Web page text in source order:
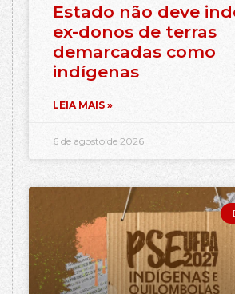
Estado não deve
ex-donos de terras
demarcadas como
indígenas
LEIA MAIS »
6 de agosto de 2026